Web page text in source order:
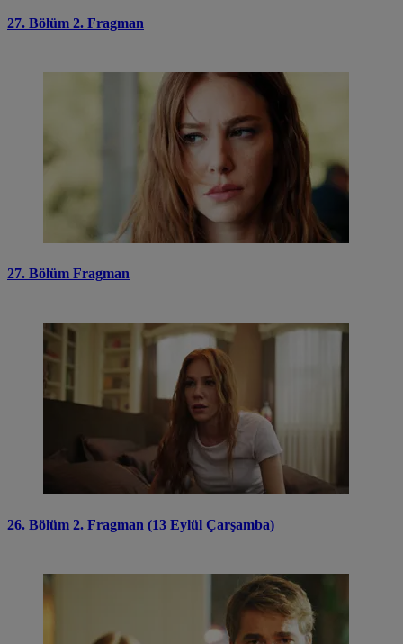
27. Bölüm 2. Fragman
27. Bölüm Fragman
26. Bölüm 2. Fragman (13 Eylül Çarşamba)